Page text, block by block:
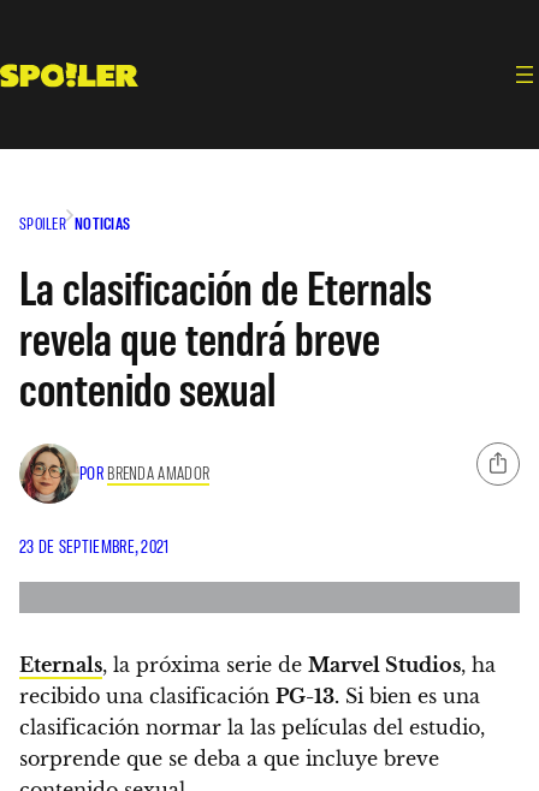
contenido
SPOILER NOTICIAS
La clasificación de Eternals
revela que tendrá breve
contenido sexual
POR BRENDA AMADOR
23 DE SEPTIEMBRE, 2021
Eternals, la próxima serie de Marvel Studios, ha
recibido una clasificación PG-13. Si bien es una
clasificación normar la las películas del estudio,
sorprende que se deba a que incluye breve